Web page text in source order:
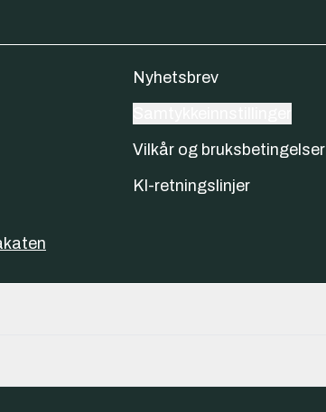
Nyhetsbrev
Vilkår og bruksbetingelser
KI-retningslinjer